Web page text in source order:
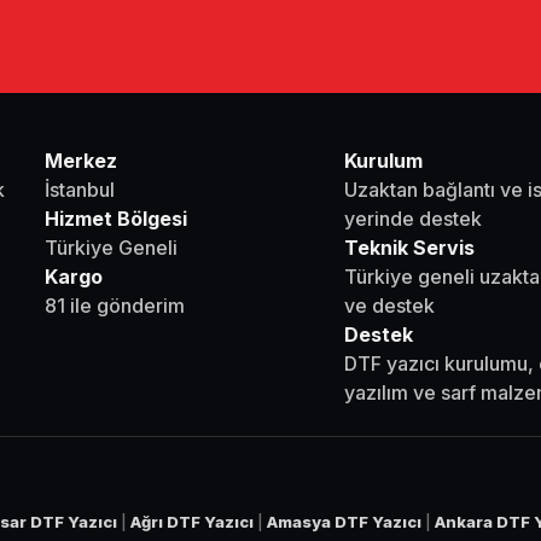
Merkez
İstanbul
Hizmet Bölgesi
Türkiye Geneli
Kargo
81 ile gönderim
Kurulum
Uzaktan bağlantı ve
yerinde destek
Teknik Servis
Türkiye geneli
ve destek
Destek
DTF yazıcı
yazılım ve sarf
DTF Yazıcı Ağrı DTF Yazıcı Amasya DTF Yazıcı Ankara DTF